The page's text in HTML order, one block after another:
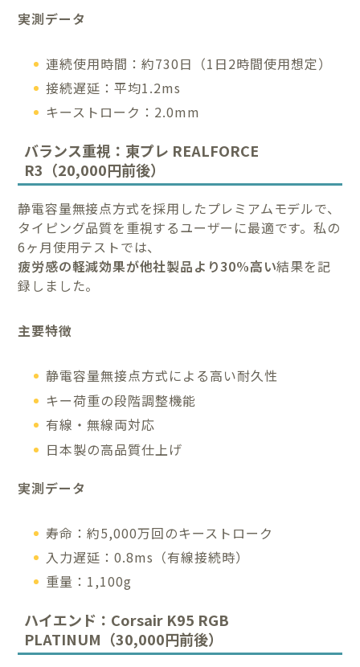
実測データ
連続使用時間：約730日（1日2時間使用想定）
接続遅延：平均1.2ms
キーストローク：2.0mm
バランス重視：東プレ REALFORCE
R3（20,000円前後）
静電容量無接点方式を採用したプレミアムモデルで、
タイピング品質を重視するユーザーに最適です。私の
6ヶ月使用テストでは、
疲労感の軽減効果が他社製品より30%高い結果を記
録しました。
主要特徴
静電容量無接点方式による高い耐久性
キー荷重の段階調整機能
有線・無線両対応
日本製の高品質仕上げ
実測データ
寿命：約5,000万回のキーストローク
入力遅延：0.8ms（有線接続時）
重量：1,100g
ハイエンド：Corsair K95 RGB
PLATINUM（30,000円前後）